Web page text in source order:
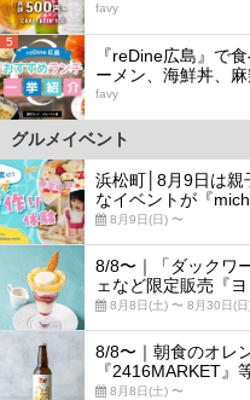
favy
5
『reDine広島』で
ーメン、海鮮丼、麻
favy
グルメイベント
浜松町│8月9日は
なイベントが『
8月9日(日) 〜
8/8〜｜「ダックワ
ェなど限定販売『
8月8日(土) 〜 8月30日(日
8/8〜｜朝食のオレ
『2416MARKET』
8月8日(土) 〜